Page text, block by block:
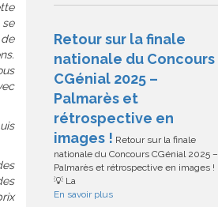
se
Retour sur la finale
nationale du Concours
CGénial 2025 –
Palmarès et
rétrospective en
images ! Retour sur la finale
nationale du Concours CGénial 2025 –
Palmarès et rétrospective en images !
💡 La
En savoir plus